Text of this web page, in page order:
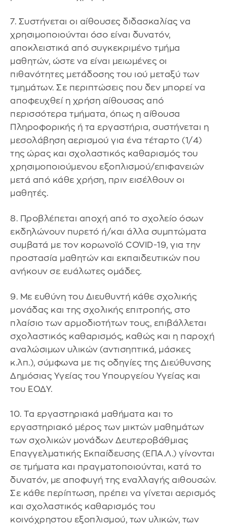
7. Συστήνεται οι αίθουσες διδασκαλίας να
χρησιμοποιούνται όσο είναι δυνατόν,
αποκλειστικά από συγκεκριμένο τμήμα
μαθητών, ώστε να είναι μειωμένες οι
πιθανότητες μετάδοσης του ιού μεταξύ των
τμημάτων. Σε περιπτώσεις που δεν μπορεί να
αποφευχθεί η χρήση αίθουσας από
περισσότερα τμήματα, όπως η αίθουσα
Πληροφορικής ή τα εργαστήρια, συστήνεται η
μεσολάβηση αερισμού για ένα τέταρτο (1/4)
της ώρας και σχολαστικός καθαρισμός του
χρησιμοποιούμενου εξοπλισμού/επιφανειών
μετά από κάθε χρήση, πριν εισέλθουν οι
μαθητές.
8. Προβλέπεται αποχή από το σχολείο όσων
εκδηλώνουν πυρετό ή/και άλλα συμπτώματα
συμβατά με τον κορωνοϊό COVID-19, για την
προστασία μαθητών και εκπαιδευτικών που
ανήκουν σε ευάλωτες ομάδες.
9. Με ευθύνη του Διευθυντή κάθε σχολικής
μονάδας και της σχολικής επιτροπής, στο
πλαίσιο των αρμοδιοτήτων τους, επιβάλλεται
σχολαστικός καθαρισμός, καθώς και η παροχή
αναλώσιμων υλικών (αντισηπτικά, μάσκες
κ.λπ.), σύμφωνα με τις οδηγίες της Διεύθυνσης
Δημόσιας Υγείας του Υπουργείου Υγείας και
του ΕΟΔΥ.
10. Τα εργαστηριακά μαθήματα και το
εργαστηριακό μέρος των μικτών μαθημάτων
των σχολικών μονάδων Δευτεροβάθμιας
Επαγγελματικής Εκπαίδευσης (ΕΠΑ.Λ.) γίνονται
σε τμήματα και πραγματοποιούνται, κατά το
δυνατόν, με αποφυγή της εναλλαγής αιθουσών.
Σε κάθε περίπτωση, πρέπει να γίνεται αερισμός
και σχολαστικός καθαρισμός του
κοινόχρηστου εξοπλισμού, των υλικών, των